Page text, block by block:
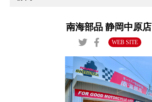
南海部品 静岡中原店
WEB SITE